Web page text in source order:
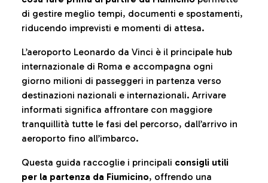
di gestire meglio tempi, documenti e spostamenti,
riducendo imprevisti e momenti di attesa.
L’aeroporto Leonardo da Vinci è il principale hub
internazionale di Roma e accompagna ogni
giorno milioni di passeggeri in partenza verso
destinazioni nazionali e internazionali. Arrivare
informati significa affrontare con maggiore
tranquillità tutte le fasi del percorso, dall’arrivo in
aeroporto fino all’imbarco.
Questa guida raccoglie i principali consigli utili
per la partenza da Fiumicino, offrendo una